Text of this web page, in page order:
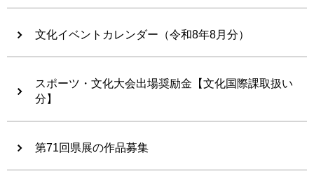
文化イベントカレンダー（令和8年8月分）
スポーツ・文化大会出場奨励金【文化国際課取扱い
分】
第71回県展の作品募集